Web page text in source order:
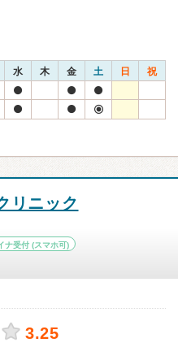
水 木 金 土 日 祝
リニック
ナ受付 (スマホ可)
3.25